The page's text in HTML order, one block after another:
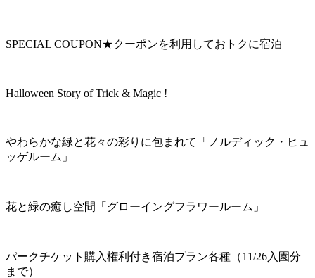
SPECIAL COUPON★クーポンを利用しておトクに宿泊
Halloween Story of Trick & Magic !
やわらかな緑と花々の彩りに包まれて「ノルディック・ヒュ
ッゲルーム」
花と緑の癒し空間「グローイングフラワールーム」
パークチケット購入権利付き宿泊プラン各種（11/26入園分
まで）